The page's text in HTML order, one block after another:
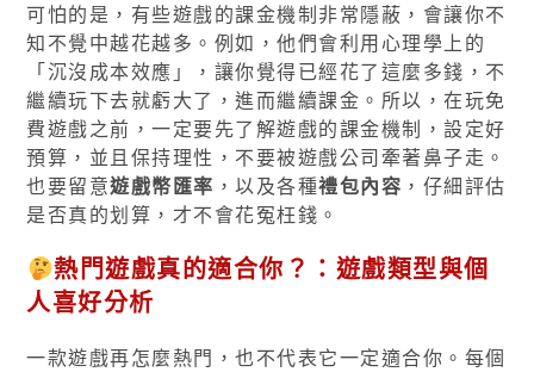
可怕的是，有些遊戲的課金機制非常隱蔽，會讓你不
知不覺中越花越多。例如，他們會利用心理學上的
「沉沒成本效應」，讓你覺得已經花了這麼多錢，不
繼續玩下去就虧大了，進而繼續課金。所以，在玩免
費遊戲之前，一定要先了解遊戲的課金機制，設定好
預算，並且保持理性，不要被遊戲公司牽著鼻子走。
也要留意遊戲幣匯率 ，以及各種禮包內容 ，仔細評估
是否真的划算，才不會花冤枉錢。
熱門遊戲真的適合你？：遊戲類型與個
人喜好分析
一款遊戲再怎麼熱門，也不代表它一定適合你。每個